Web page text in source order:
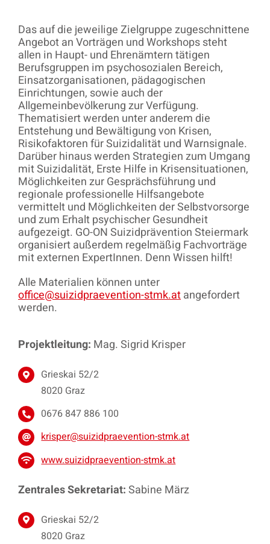
Das auf die jeweilige Zielgruppe zugeschnittene
Angebot an Vorträgen und Workshops steht
allen in Haupt- und Ehrenämtern tätigen
Berufsgruppen im psychosozialen Bereich,
Einsatzorganisationen, pädagogischen
Einrichtungen, sowie auch der
Allgemeinbevölkerung zur Verfügung.
Thematisiert werden unter anderem die
Entstehung und Bewältigung von Krisen,
Risikofaktoren für Suizidalität und Warnsignale.
Darüber hinaus werden Strategien zum Umgang
mit Suizidalität, Erste Hilfe in Krisensituationen,
Möglichkeiten zur Gesprächsführung und
regionale professionelle Hilfsangebote
vermittelt und Möglichkeiten der Selbstvorsorge
und zum Erhalt psychischer Gesundheit
aufgezeigt. GO-ON Suizidprävention Steiermark
organisiert außerdem regelmäßig Fachvorträge
mit externen ExpertInnen. Denn Wissen hilft!
Alle Materialien können unter
office@suizidpraevention-stmk.atangefordert
werden.
Projektleitung: Mag. Sigrid Krisper
Grieskai 52/2
8020 Graz
0676 847 886 100
krisper@suizidpraevention-stmk.at
www.suizidpraevention-stmk.at
Zentrales Sekretariat:Sabine März
Grieskai 52/2
8020 Graz